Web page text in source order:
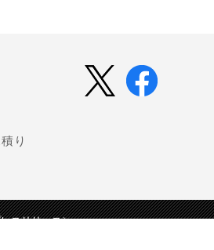
り
スリリース）